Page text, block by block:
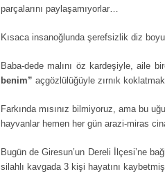
parçalarını paylaşamıyorlar…
Kısaca insanoğlunda şerefsizlik diz
Baba-dede malını öz kardeşiyle, aile
benim” açgözlülüğüyle zırnık
Farkında mısınız bilmiyoruz, ama bu
hayvanlar hemen her gün arazi-miras
Bugün de Giresun’un Dereli İlçesi’ne
silahlı kavgada 3 kişi hayatını